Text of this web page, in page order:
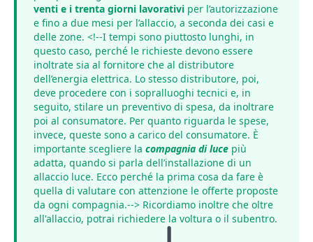
venti e i trenta giorni lavorativi per l’autorizzazione
e fino a due mesi per l’allaccio, a seconda dei casi e
delle zone. <!--I tempi sono piuttosto lunghi, in
questo caso, perché le richieste devono essere
inoltrate sia al fornitore che al distributore
dell’energia elettrica. Lo stesso distributore, poi,
deve procedere con i sopralluoghi tecnici e, in
seguito, stilare un preventivo di spesa, da inoltrare
poi al consumatore. Per quanto riguarda le spese,
invece, queste sono a carico del consumatore. È
importante scegliere la compagnia di luce più
adatta, quando si parla dell’installazione di un
allaccio luce. Ecco perché la prima cosa da fare è
quella di valutare con attenzione le offerte proposte
da ogni compagnia.--> Ricordiamo inoltre che oltre
all'allaccio, potrai richiedere la voltura o il subentro.